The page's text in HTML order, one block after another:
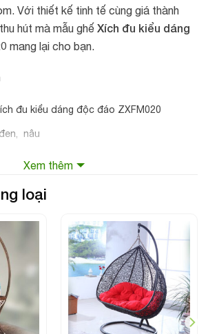
Với thiết kế tinh tế cùng giá thành
hút mà mẫu ghế Xích đu kiểu dáng
mang lại cho bạn.
đu kiểu dáng độc đáo ZXFM020
nâu
đại
phẩm này ở trong nhà hoặc ngoài nhà
ghế xích đu này được làm bằng nhựa
hợp kim nhôm chắc chắn đảm bảo sử
khắc nghiệt. Sản phẩm này không chỉ
bạn trở nên sang trọng mà còn là vật
Xem thêm
loại